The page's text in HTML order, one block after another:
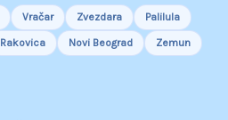
Vračar Zvezdara Palilula
Rakovica Novi Beograd Zemun